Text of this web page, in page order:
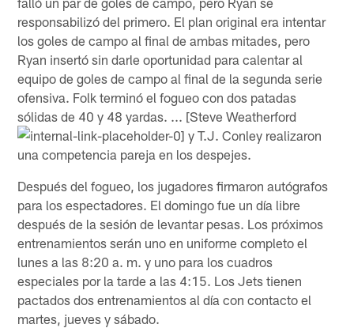
responsabilizó del primero. El plan original era intentar
los goles de campo al final de ambas mitades, pero
Ryan insertó sin darle oportunidad para calentar al
equipo de goles de campo al final de la segunda serie
ofensiva. Folk terminó el fogueo con dos patadas
sólidas de 40 y 48 yardas. ... [Steve Weatherford
y T.J. Conley realizaron
una competencia pareja en los despejes.
Después del fogueo, los jugadores firmaron autógrafos
para los espectadores. El domingo fue un día libre
después de la sesión de levantar pesas. Los próximos
entrenamientos serán uno en uniforme completo el
lunes a las 8:20 a. m. y uno para los cuadros
especiales por la tarde a las 4:15. Los Jets tienen
pactados dos entrenamientos al día con contacto el
martes, jueves y sábado.